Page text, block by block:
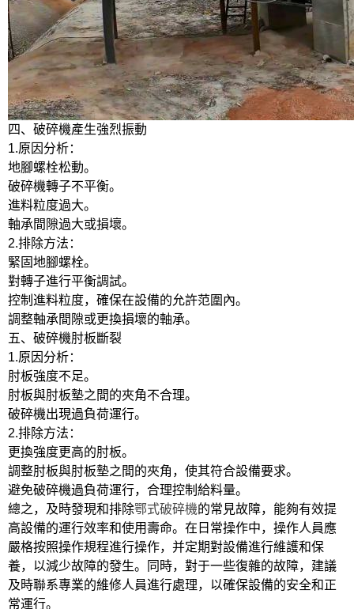
四、破碎機產生強烈振動
1.原因分析：
地腳螺栓松動。
破碎機轉子不平衡。
進料粒度過大。
軸承間隙過大或損壞。
2.排除方法：
緊固地腳螺栓。
對轉子進行平衡調試。
控制進料粒度，確保在設備的允許范圍內。
調整軸承間隙或更換損壞的軸承。
五、破碎機肘板斷裂
1.原因分析：
肘板強度不足。
肘板與肘板墊之間的夾角不合理。
破碎機出現過負荷運行。
2.排除方法：
更換強度更高的肘板。
調整肘板與肘板墊之間的夾角，使其符合設備要求。
避免破碎機過負荷運行，合理控制給料量。
總之，及時發現和排除鄂式破碎機的常見故障，能夠有效提
高設備的運行效率和使用壽命。在日常操作中，操作人員應
嚴格按照操作規程進行操作，并定期對設備進行維護和保
養，以減少故障的發生。同時，對于一些復雜的故障，建議
及時聯系專業的維修人員進行處理，以確保設備的安全和正
常運行。